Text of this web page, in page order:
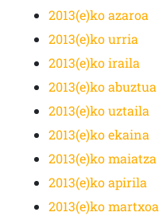
2013(e)ko azaroa
2013(e)ko urria
2013(e)ko iraila
2013(e)ko abuztua
2013(e)ko uztaila
2013(e)ko ekaina
2013(e)ko maiatza
2013(e)ko apirila
2013(e)ko martxoa